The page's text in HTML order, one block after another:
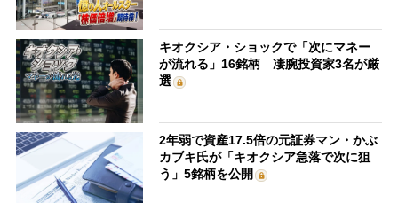
キオクシア・ショックで「次にマネー
が流れる」16銘柄 凄腕投資家3名が厳
選
2年弱で資産17.5倍の元証券マン・かぶ
カブキ氏が「キオクシア急落で次に狙
う」5銘柄を公開